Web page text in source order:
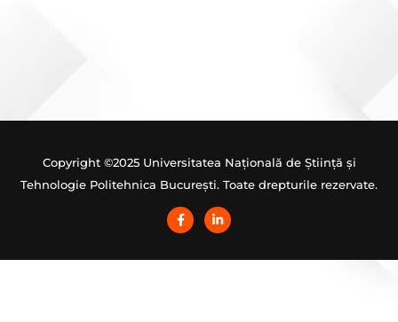
Copyright ©2025 Universitatea Națională de Știință și
Tehnologie Politehnica București. Toate drepturile rezervate.